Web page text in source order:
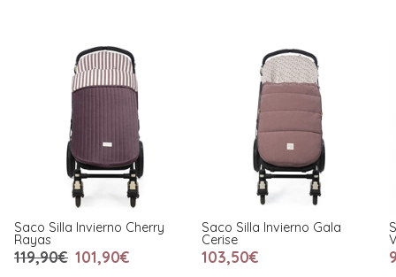
Saco Silla Invierno Cherry
Rayas
119,90€ 101,90€
Saco Silla Invierno Gala
Cerise
103,50€